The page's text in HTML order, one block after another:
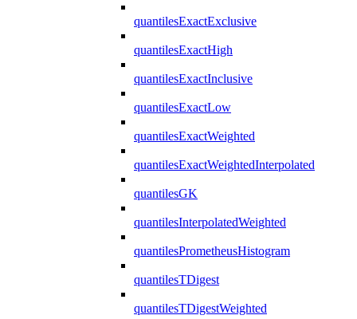
quantilesExactExclusive
quantilesExactHigh
quantilesExactInclusive
quantilesExactLow
quantilesExactWeighted
quantilesExactWeightedInterpolated
quantilesGK
quantilesInterpolatedWeighted
quantilesPrometheusHistogram
quantilesTDigest
quantilesTDigestWeighted